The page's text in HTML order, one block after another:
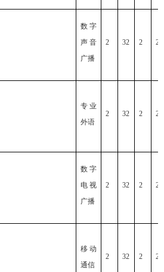
数字
声音
广播
2 32 2 2
专业
外语
2 32 2 2
数字
电视
广播
2 32 2 2
移动
通信
2 32 2 2